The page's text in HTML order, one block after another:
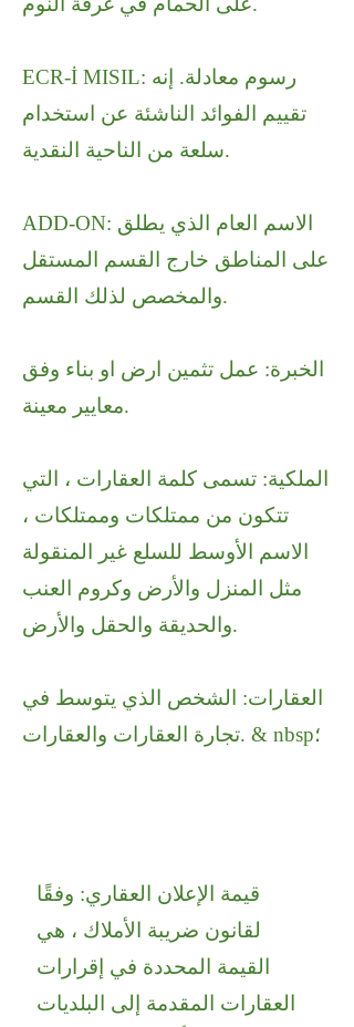
ECR-İ MISIL: رسوم معادلة. إنه
تقييم الفوائد الناشئة عن استخدام
سلعة من الناحية النقدية.
ADD-ON: الاسم العام الذي يطلق
على المناطق خارج القسم المستقل
والمخصص لذلك القسم.
الخبرة: عمل تثمين ارض او بناء وفق
معايير معينة.
الملكية: تسمى كلمة العقارات ، التي
تتكون من ممتلكات وممتلكات ،
الاسم الأوسط للسلع غير المنقولة
مثل المنزل والأرض وكروم العنب
والحديقة والحقل والأرض.
العقارات: الشخص الذي يتوسط في
تجارة العقارات والعقارات. & nbsp؛
قيمة الإعلان العقاري: وفقًا
لقانون ضريبة الأملاك ، هي
القيمة المحددة في إقرارات
العقارات المقدمة إلى البلديات